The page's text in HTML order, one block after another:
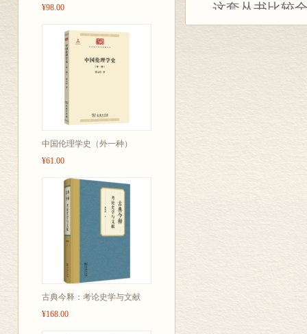
¥98.00
中国伦理学史（外一种）
¥61.00
古典今释：考论史学与文献
¥168.00
大清著作权律
这套丛书比较
国近代法治文